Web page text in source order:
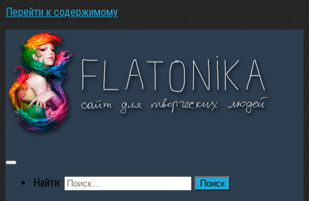
Перейти к содержимому
Найти: